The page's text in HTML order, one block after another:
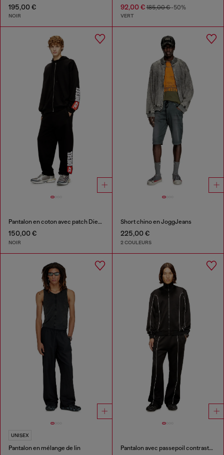
195,00 €
NOIR
92,00 €185,00 €-50%
VERT
Pantalon en coton avec patch Diesel
150,00 €
NOIR
Short chino en JoggJeans
225,00 €
2 COULEURS
UNISEX
Pantalon en mélange de lin Pantalon avec passepoil contrastant